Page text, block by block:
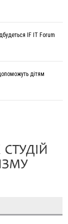
правила
засипали
з
IF IT Forum
дітям